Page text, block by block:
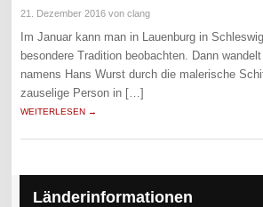
21. Dezember 2016 von clang
Im Januar kann man in Lauenburg in
besondere Tradition beobachten. Dann
namens Hans Wurst durch die malerische
zauselige Person in […]
WEITERLESEN →
Länderinformationen